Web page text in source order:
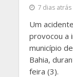
7 dias atrás
Um
provocou a
município
Bahia,
feira (3).